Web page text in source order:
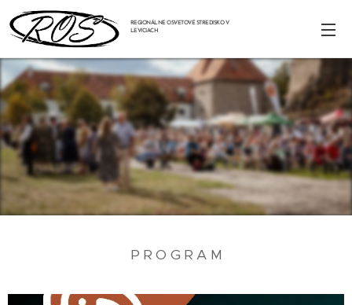
REGIONÁLNE OSVETOVÉ STREDISKO V
LEVICIACH
P R O G R A M